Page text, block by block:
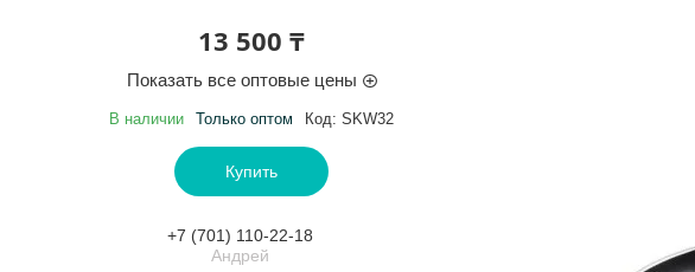
13 500 ₸
Показать все оптовые цены
В наличии Только оптом Код: SKW32
Купить
+7 (701) 110-22-18
Андрей